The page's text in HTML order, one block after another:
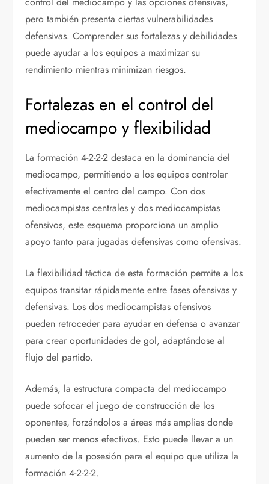
pero también presenta ciertas vulnerabilidades
defensivas. Comprender sus fortalezas y debilidades
puede ayudar a los equipos a maximizar su
rendimiento mientras minimizan riesgos.
Fortalezas en el control del
mediocampo y flexibilidad
La formación 4-2-2-2 destaca en la dominancia del
mediocampo, permitiendo a los equipos controlar
efectivamente el centro del campo. Con dos
mediocampistas centrales y dos mediocampistas
ofensivos, este esquema proporciona un amplio
apoyo tanto para jugadas defensivas como ofensivas.
La flexibilidad táctica de esta formación permite a los
equipos transitar rápidamente entre fases ofensivas y
defensivas. Los dos mediocampistas ofensivos
pueden retroceder para ayudar en defensa o avanzar
para crear oportunidades de gol, adaptándose al
flujo del partido.
Además, la estructura compacta del mediocampo
puede sofocar el juego de construcción de los
oponentes, forzándolos a áreas más amplias donde
pueden ser menos efectivos. Esto puede llevar a un
aumento de la posesión para el equipo que utiliza la
formación 4-2-2-2.